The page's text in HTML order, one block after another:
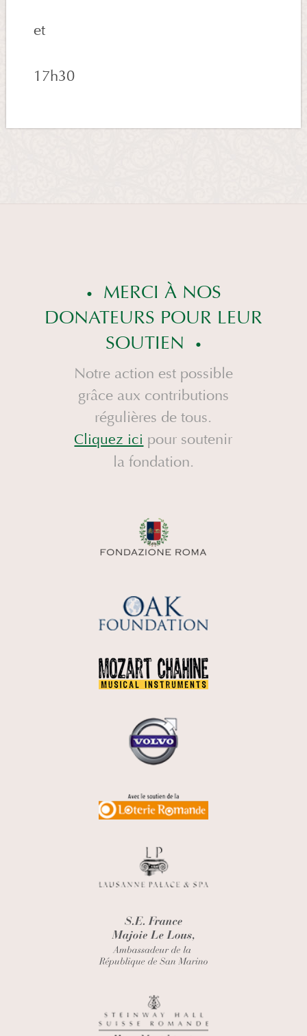
et
17h30
MERCI À NOS
DONATEURS POUR LEUR
SOUTIEN
Notre action est possible
grâce aux contributions
régulières de tous.
Cliquez ici pour soutenir
la fondation.